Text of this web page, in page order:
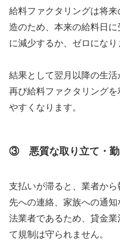
給料ファクタリングは将
造のため、本来の給料日
に減少するか、ゼロになり
結果として翌月以降の生活
再び給料ファクタリング
やすくなります。
③ 悪質な取り立て・勤
支払いが滞ると、業者か
先への連絡、家族への通
法業者であるため、貸金
て規制は守られません。